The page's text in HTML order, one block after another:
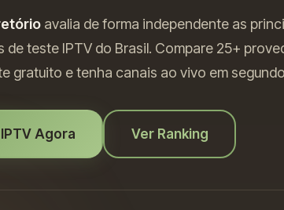
avalia de forma independente as
de teste IPTV do Brasil. Compare 25+
gratuito e tenha canais ao vivo em
Agora Ver Ranking